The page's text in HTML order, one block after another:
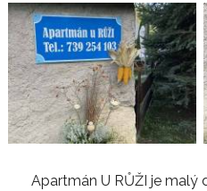
Apartmán U RŮŽI je